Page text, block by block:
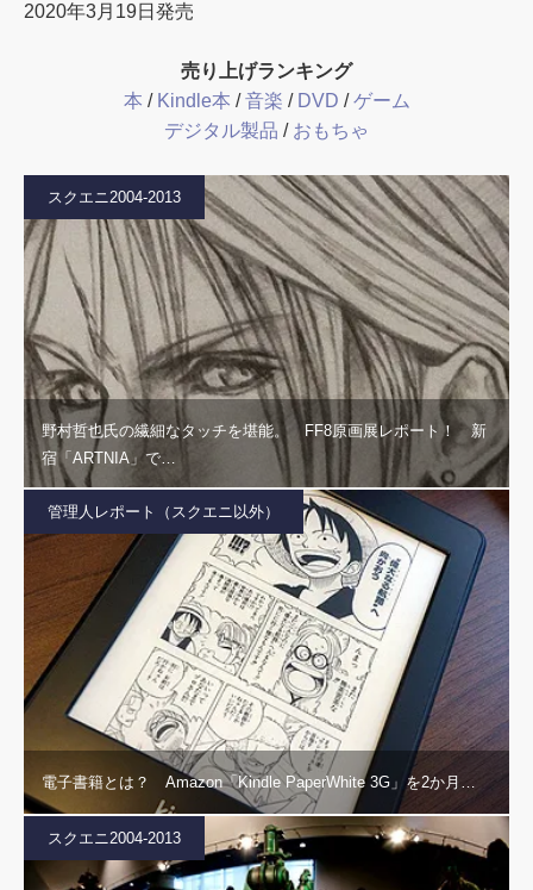
2020年3月19日発売
売り上げランキング
本 / Kindle本 /音楽 / DVD /ゲーム
デジタル製品 / おもちゃ
スクエニ2004-2013
野村哲也氏の繊細なタッチを堪能。 FF8原画展レポート！ 新
宿「ARTNIA」で…
管理人レポート（スクエニ以外）
電子書籍とは？ Amazon「Kindle PaperWhite 3G」を2か月…
スクエニ2004-2013